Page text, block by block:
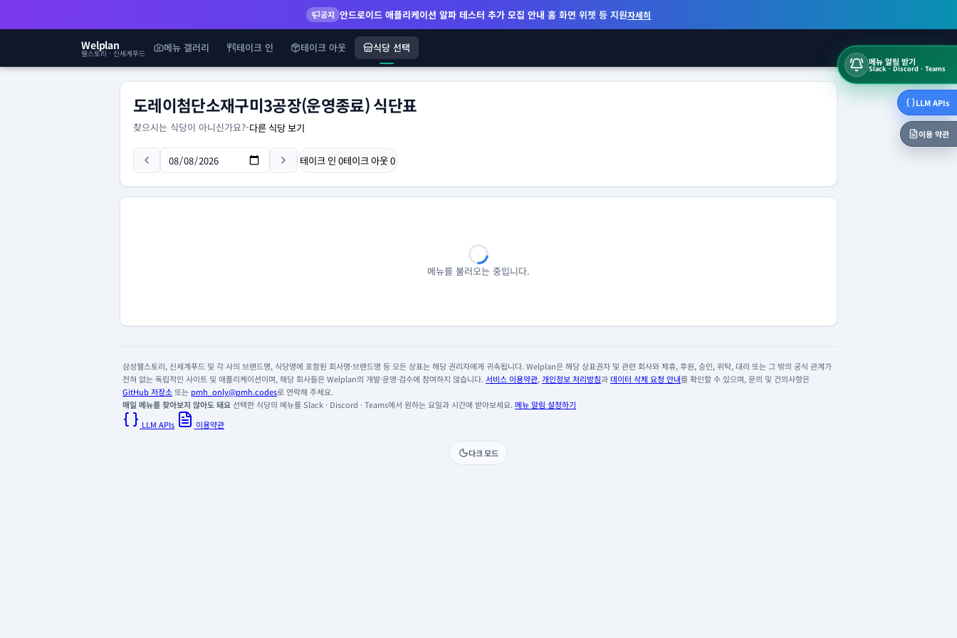
공지 안드로이드 애플리케이션 알파 테스터 추가 모집 안내 홈 화면 위젯 등 지원자세히
Welplan
웰스토리 · 신세계푸드 메뉴 갤러리 테이크 인 테이크 아웃 식당 선택
메뉴 알림 받기
Slack · Discord · Teams
LLM APIs
이용 약관
도레이첨단소재구미3공장(운영종료) 식단표
찾으시는 식당이 아니신가요?-다른 식당 보기
테이크 인 0테이크 아웃0
메뉴를 불러오는 중입니다.
삼성웰스토리, 신세계푸드 및 각 사의 브랜드명, 식당명에 포함된 회사명·브랜드명 등 모든 상표는 해당 권리자에게 귀속됩니다. Welplan은 해당 상표권자 및 관련 회사와 제휴, 후원, 승인, 위탁, 대리 또는 그 밖의 공식 관계가
전혀 없는 독립적인 사이트 및 애플리케이션이며, 해당 회사들은 Welplan의 개발·운영·검수에 참여하지 않습니다. 서비스 이용약관, 개인정보 처리방침과데이터 삭제 요청 안내를 확인할 수 있으며, 문의 및 건의사항은
GitHub 저장소 또는 pmh_only@pmh.codes로 연락해 주세요.
매일 메뉴를 찾아보지 않아도 돼요선택한 식당의 메뉴를 Slack · Discord · Teams에서 원하는 요일과 시간에 받아보세요. 메뉴 알림 설정하기
LLM APIs
이용약관
다크 모드